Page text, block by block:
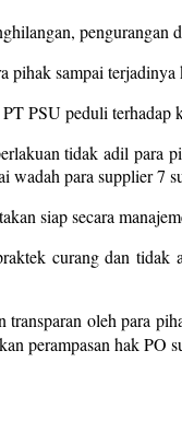
pengurangan
pihak sampai
PSU peduli terhadap
tidak adil para
wadah para supplier
siap secara
curang dan
oleh para
perampasan hak PO